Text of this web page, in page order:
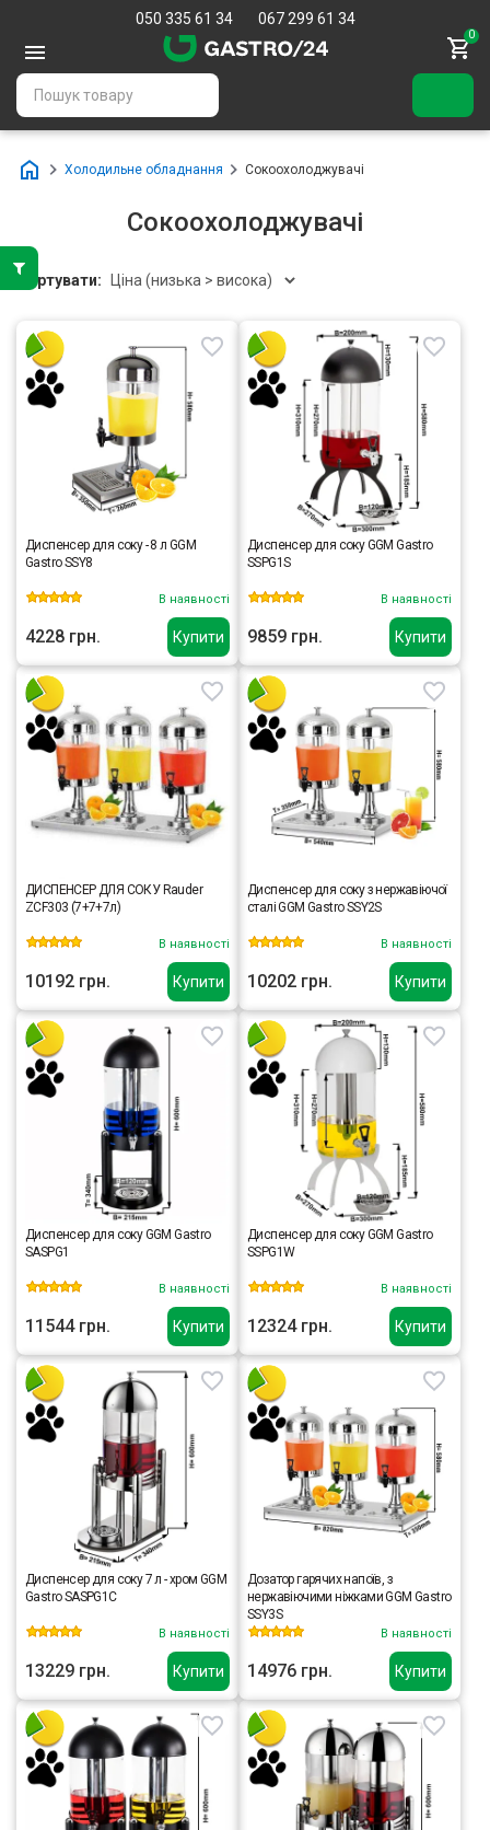
050 335 61 34 067 299 61 34
0
Холодильне обладнання Сокоохолоджувачі
Сокоохолоджувачі
Сортувати:
Купити
Диспенсер для соку - 8 л GGM
Gastro SSY8
В наявності
4228 грн. Купити
Диспенсер для соку GGM Gastro
SSPG1S
В наявності
9859 грн.
Купити
ДИСПЕНСЕР ДЛЯ СОКУ Rauder
ZCF303 (7+7+7л)
В наявності
10192 грн. Купити
Диспенсер для соку з нержавіючої
сталі GGM Gastro SSY2S
В наявності
10202 грн.
Купити
Диспенсер для соку GGM Gastro
SASPG1
В наявності
11544 грн. Купити
Диспенсер для соку GGM Gastro
SSPG1W
В наявності
12324 грн.
Купити
Диспенсер для соку 7 л - хром GGM
Gastro SASPG1C
В наявності
13229 грн. Купити
Дозатор гарячих напоїв, з
нержавіючими ніжками GGM Gastro
SSY3S
В наявності
14976 грн.